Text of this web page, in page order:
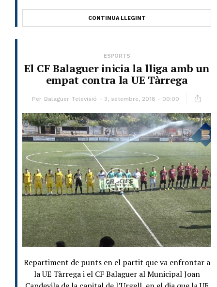
CONTINUA LLEGINT
ESPORTS
El CF Balaguer inicia la lliga amb un
empat contra la UE Tàrrega
Per Balaguer Televisió 3, setembre, 2018 - 00:00
Repartiment de punts en el partit que va enfrontar a
la UE Tàrrega i el CF Balaguer al Municipal Joan